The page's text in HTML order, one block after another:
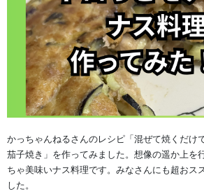
かっちゃんねるさんのレシピ「混ぜて焼くだけ
茄子焼き」を作ってみました。想像の遥か上を
ちゃ美味いナス料理です。みなさんにも超おス
した。